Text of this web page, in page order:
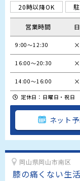
20時以降OK
営業時間 日
9:00〜12:30 ×
16:00〜20:30 ×
14:00〜16:00 ×
定休日：日曜日・祝
ネット
岡山県岡山市南区
膝の痛くない生